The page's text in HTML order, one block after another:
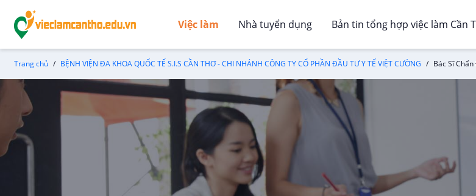
Việc làm Nhà tuyển dụng Bản tin tổng hợp việc làm Cần
Trang chủ BỆNH VIỆN ĐA KHOA QUỐC TẾ S.I.S CẦN THƠ - CHI NHÁNH CÔNG TY CỔ PHẦN ĐẦU TƯ Y TẾ VIỆT CƯỜNG Bác Sĩ